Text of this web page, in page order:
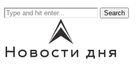
Search